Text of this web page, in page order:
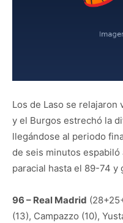
Los de Laso se
y el Burgos estrechó la
llegándose al periodo
de seis minutos
paracial hasta el 89-74 y
96 – Real Madrid
(13), Campazzo (10),